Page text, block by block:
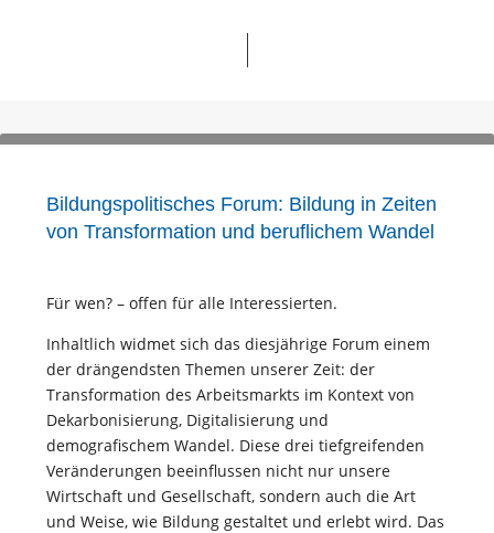
Bildungspolitisches Forum: Bildung in Zeiten
von Transformation und beruflichem Wandel
Für wen? – offen für alle Interessierten.
Inhaltlich widmet sich das diesjährige Forum einem
der drängendsten Themen unserer Zeit: der
Transformation des Arbeitsmarkts im Kontext von
Dekarbonisierung, Digitalisierung und
demografischem Wandel. Diese drei tiefgreifenden
Veränderungen beeinflussen nicht nur unsere
Wirtschaft und Gesellschaft, sondern auch die Art
und Weise, wie Bildung gestaltet und erlebt wird. Das